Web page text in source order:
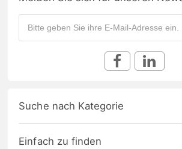
Suche nach Kategorie
Einfach zu finden